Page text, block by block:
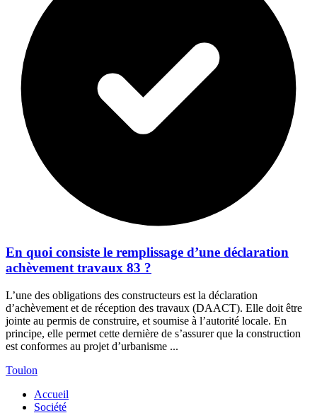
En quoi consiste le remplissage d’une déclaration
achèvement travaux 83 ?
L’une des obligations des constructeurs est la déclaration
d’achèvement et de réception des travaux (DAACT). Elle doit être
jointe au permis de construire, et soumise à l’autorité locale. En
principe, elle permet cette dernière de s’assurer que la construction
est conformes au projet d’urbanisme ...
Toulon
Accueil
Société